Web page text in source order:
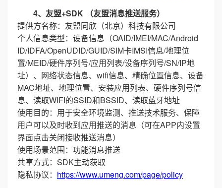
4、友盟+SDK （友盟消息推送服务）
提供方名称：友盟同欣（北京）科技有限公司
个人信息类型：设备信息（OAID/IMEI/MAC/Android
ID/IDFA/OpenUDID/GUID/SIM卡IMSI信息/地理位
置/MEID/硬件序列号/应用列表/设备序列号/SN/IP地
址）、网络状态信息、wifi信息、精确位置信息、设备
MAC地址、地理位置、安装应用列表、硬件序列号信
息、读取WIFI的SSID和BSSID、读取蓝牙地址
使用目的：用于安全环境监测、推送技术服务、保障
用户可以及时收到应用推送的消息（可在APP内设置
界面点击关闭接收推送消息）
使用场景范围：功能消息推送
共享方式：SDK主动获取
隐私协议： https://www.umeng.com/page/policy